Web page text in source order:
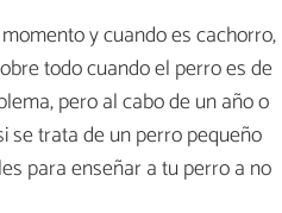
y cuando es cachorro,
todo cuando el perro es de
pero al cabo de un año o
se trata de un perro pequeño
para enseñar a tu perro a no